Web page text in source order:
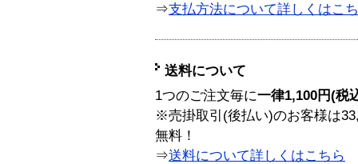
⇒支払方法について詳しくはこ
送料について
1つのご注文毎に一律1,100円(税
※売掛取引(後払い)のお客様は
無料！
⇒送料について詳しくはこちら